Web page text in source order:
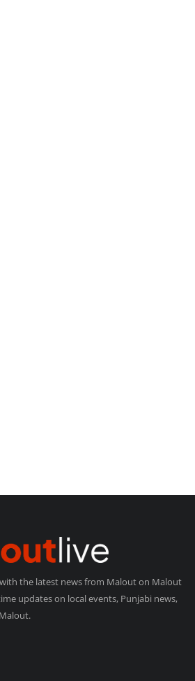
the latest news from Malout on Malout
updates on local events, Punjabi news,